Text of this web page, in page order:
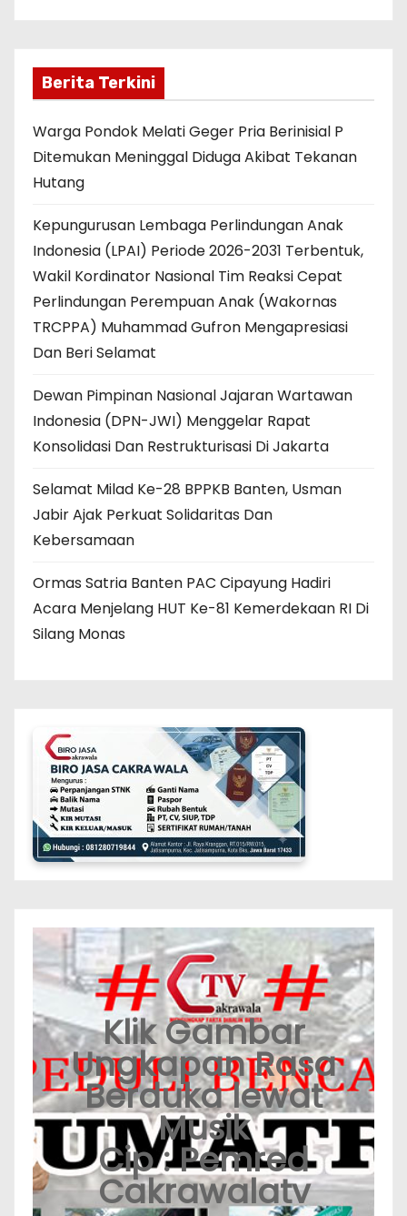
Berita Terkini
Warga Pondok Melati Geger Pria Berinisial P
Ditemukan Meninggal Diduga Akibat Tekanan
Hutang
Kepungurusan Lembaga Perlindungan Anak
Indonesia (LPAI) Periode 2026-2031 Terbentuk,
Wakil Kordinator Nasional Tim Reaksi Cepat
Perlindungan Perempuan Anak (Wakornas
TRCPPA) Muhammad Gufron Mengapresiasi
Dan Beri Selamat
Dewan Pimpinan Nasional Jajaran Wartawan
Indonesia (DPN-JWI) Menggelar Rapat
Konsolidasi Dan Restrukturisasi Di Jakarta
Selamat Milad Ke-28 BPPKB Banten, Usman
Jabir Ajak Perkuat Solidaritas Dan
Kebersamaan
Ormas Satria Banten PAC Cipayung Hadiri
Acara Menjelang HUT Ke-81 Kemerdekaan RI Di
Silang Monas
Klik Gambar
Ungkapan Rasa
Berduka lewat
Musik
Cip : Pemred
Cakrawalatv